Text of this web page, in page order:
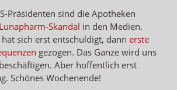
Präsidenten sind die Apotheken
Lunapharm-Skandal in den Medien.
sich erst entschuldigt, dann erste
gezogen. Das Ganze wird uns
Aber hoffentlich erst
Schönes Wochenende!